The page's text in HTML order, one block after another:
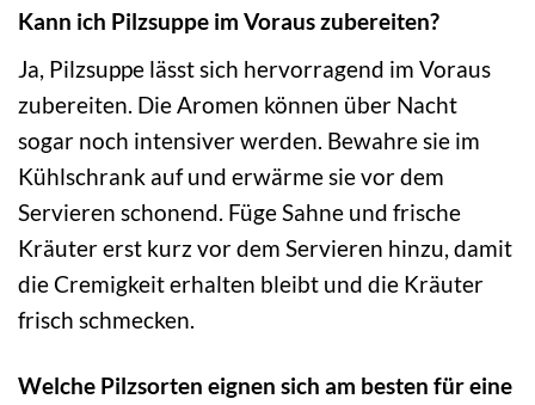
Kann ich Pilzsuppe im Voraus zubereiten?
Ja, Pilzsuppe lässt sich hervorragend im Voraus
zubereiten. Die Aromen können über Nacht
sogar noch intensiver werden. Bewahre sie im
Kühlschrank auf und erwärme sie vor dem
Servieren schonend. Füge Sahne und frische
Kräuter erst kurz vor dem Servieren hinzu, damit
die Cremigkeit erhalten bleibt und die Kräuter
frisch schmecken.
Welche Pilzsorten eignen sich am besten für eine